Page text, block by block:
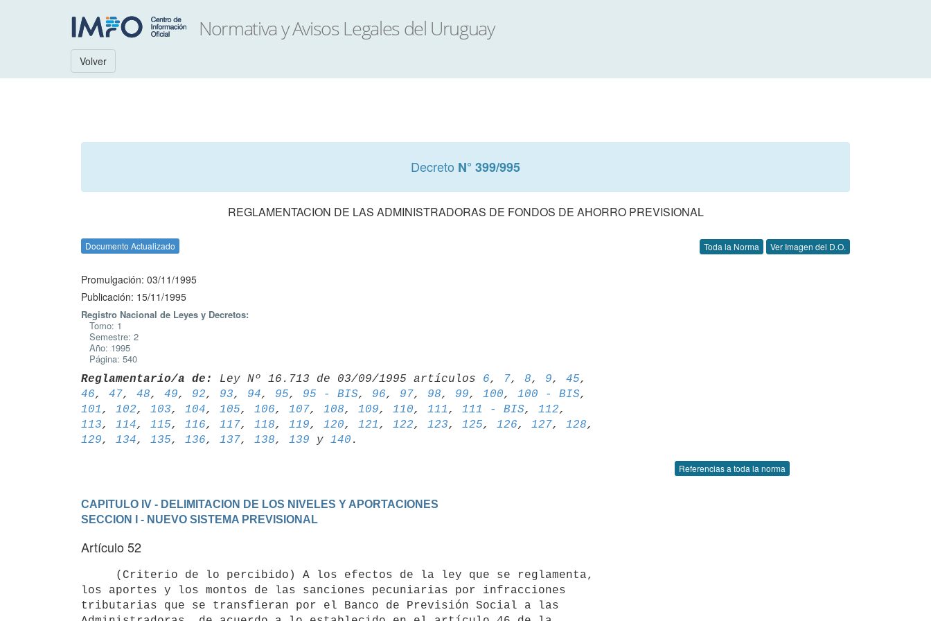
Volver
Decreto N° 399/995
REGLAMENTACION DE LAS ADMINISTRADORAS DE FONDOS DE AHORRO PREVISIONAL
Documento Actualizado Toda la Norma Ver Imagen del D.O.
Promulgación: 03/11/1995
Publicación: 15/11/1995
Registro Nacional de Leyes y Decretos:
Tomo: 1
Semestre: 2
Año: 1995
Página: 540
Reglamentario/a de: Ley Nº 16.713 de 03/09/1995 artículos 6, 7, 8, 9, 45
46, 47, 48, 49, 92, 93, 94, 95, 95 - BIS, 96, 97, 98, 99, 100, 100 - BIS
101 , 102, 103, 104, 105, 106, 107, 108, 109, 110, 111 , 111 - BIS, 112,
113, 114, 115, 116, 117, 118, 119, 120, 121 , 122, 123, 125, 126, 127, 128
129, 134, 135, 136, 137, 138, 139 y 140
Referencias a toda la norma
CAPITULO IV - DELIMITACION DE LOS NIVELES Y APORTACIONES
SECCION I - NUEVO SISTEMA PREVISIONAL
Artículo 52
los aportes y los montos de las sanciones pecuniarias por infracciones
tributarias que se transfieran por el Banco de Previsión Social a las